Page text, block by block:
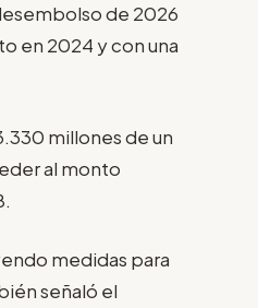
de 2026
en 2024 y con una
millones de un
al monto
medidas para
señaló el